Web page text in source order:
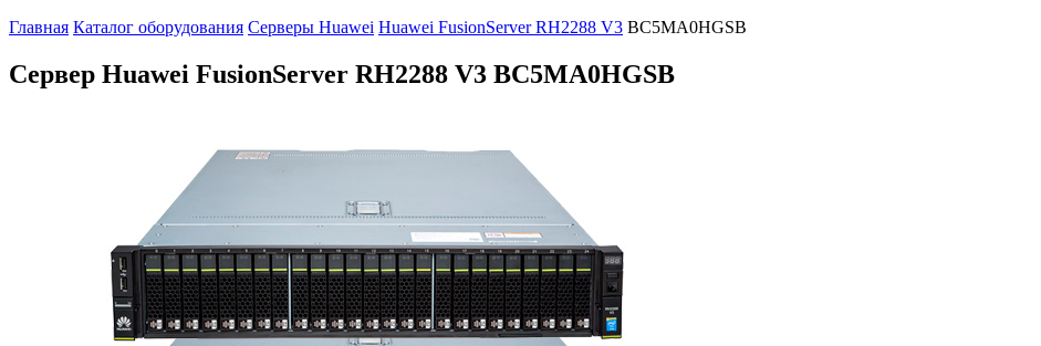
Главная Каталог оборудования Серверы Huawei Huawei FusionServer RH2288 V3 BC5MA0HGSB
Сервер Huawei FusionServer RH2288 V3 BC5MA0HGSB